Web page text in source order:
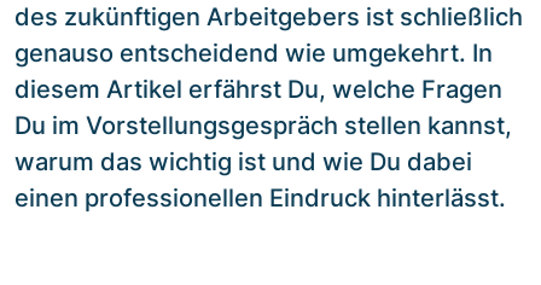
des zukünftigen Arbeitgebers ist schließlich
genauso entscheidend wie umgekehrt. In
diesem Artikel erfährst Du, welche Fragen
Du im Vorstellungsgespräch stellen kannst,
warum das wichtig ist und wie Du dabei
einen professionellen Eindruck hinterlässt.